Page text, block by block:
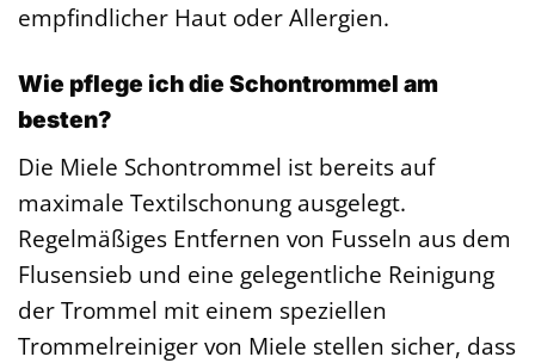
empfindlicher Haut oder Allergien.
Wie pflege ich die Schontrommel am
besten?
Die Miele Schontrommel ist bereits auf
maximale Textilschonung ausgelegt.
Regelmäßiges Entfernen von Fusseln aus dem
Flusensieb und eine gelegentliche Reinigung
der Trommel mit einem speziellen
Trommelreiniger von Miele stellen sicher, dass